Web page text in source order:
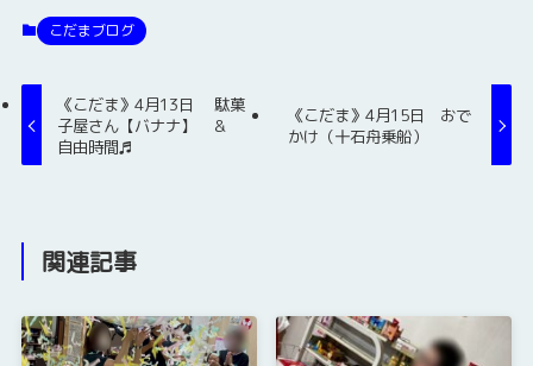
こだまブログ
《こだま》4月13日 駄菓
子屋さん【バナナ】 ＆
自由時間♬
《こだま》4月15日 おで
かけ（十石舟乗船）
関連記事